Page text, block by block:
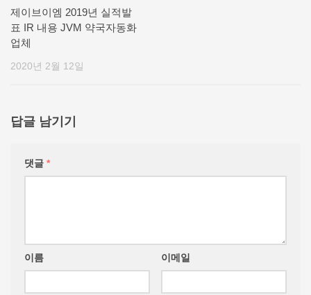
제이브이엠 2019년 실적발
표 IR 내용 JVM 약국자동화
업체
2020년 2월 12일
답글 남기기
댓글 *
이름 이메일